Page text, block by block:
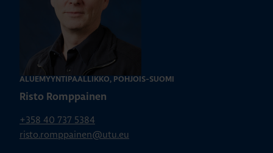
ALUEMYYNTIPÄÄLLIKKÖ, POHJOIS-SUOMI
Risto Romppainen
+358 40 737 5384
risto.romppainen@utu.eu